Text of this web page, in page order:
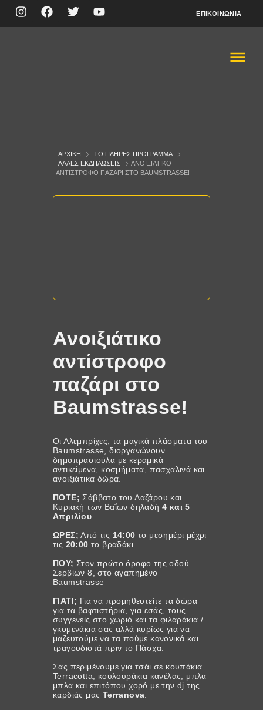
ΕΠΙΚΟΙΝΩΝΊΑ
ΑΡΧΙΚΉ
ΤΟ ΠΛΉΡΕΣ ΠΡΌΓΡΑΜΜΑ
ΆΛΛΕΣ ΕΚΔΗΛΏΣΕΙΣ
ΑΝΟΙΞΙΆΤΙΚΟ
ΑΝΤΊΣΤΡΟΦΟ ΠΑΖΆΡΙ ΣΤΟ BAUMSTRASSE!
Ανοιξιάτικο
αντίστροφο
παζάρι στο
Baumstrasse!
Οι Αλεμπρίχες, τα μαγικά πλάσματα του
Baumstrasse, διοργανώνουν
δημοπρασιούλα με κεραμικά
αντικείμενα, κοσμήματα, πασχαλινά και
ανοιξιάτικα δώρα.
ΠΟΤΕ; Σάββατο του Λαζάρου και
Κυριακή των Βαΐων δηλαδή 4 και 5
Απριλίου
ΩΡΕΣ; Από τις 14:00 το μεσημέρι μέχρι
τις 20:00 το βραδάκι
ΠΟΥ; Στον πρώτο όροφο της οδού
Σερβίων 8, στο αγαπημένο
Baumstrasse
ΓΙΑΤΙ; Για να προμηθευτείτε τα δώρα
για τα βαφτιστήρια, για εσάς, τους
συγγενείς στο χωριό και τα φιλαράκια /
γκομενάκια σας αλλά κυρίως για να
μαζευτούμε να τα πούμε κανονικά και
τραγουδιστά πριν το Πάσχα.
Σας περιμένουμε για τσάι σε κουπάκια
Terracotta, κουλουράκια κανέλας, μπλα
μπλα και επιτόπου χορό με την dj της
καρδιάς μας Terranova.